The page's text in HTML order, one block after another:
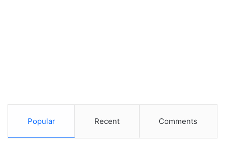
Popular Recent Comments